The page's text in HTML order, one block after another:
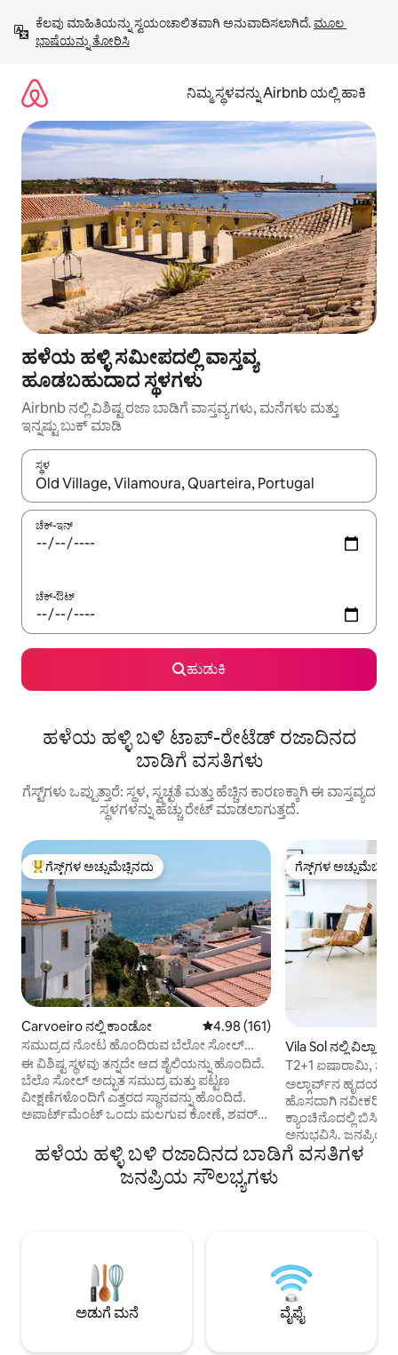
ಹೋಗಿ
ಕೆಲವು ಮಾಹಿತಿಯನ್ನು ಸ್ವಯಂಚಾಲಿತವಾಗಿ ಅನುವಾದಿಸಲಾಗಿದೆ. ಮೂಲ
ಭಾಷೆಯನ್ನು ತೋರಿಸಿ
ನಿಮ್ಮ ಸ್ಥಳವನ್ನು Airbnb ಯಲ್ಲಿ ಹಾಕಿ
ಹಳೆಯ ಹಳ್ಳಿ ಸಮೀಪದಲ್ಲಿ ವಾಸ್ತವ್ಯ
ಹೂಡಬಹುದಾದ ಸ್ಥಳಗಳು
Airbnb ನಲ್ಲಿ ವಿಶಿಷ್ಟ ರಜಾ ಬಾಡಿಗೆ ವಾಸ್ತವ್ಯಗಳು, ಮನೆಗಳು ಮತ್ತು
ಇನ್ನಷ್ಟು ಬುಕ್ ಮಾಡಿ
ಸ್ಥಳ
ಫಲಿತಾಂಶಗಳು ಲಭ್ಯವಿರುವಾಗ, ಅಪ್ ಮತ್ತು ಡೌನ್ ಬಾಣದ ಕೀಲಿಗಳೊಂದಿಗೆ
ಚೆಕ್-ಇನ್
ಚೆಕ್-ಔಟ್
ಹುಡುಕಿ
ಹಳೆಯ ಹಳ್ಳಿ ಬಳಿ ಟಾಪ್-ರೇಟೆಡ್ ರಜಾದಿನದ
ಬಾಡಿಗೆ ವಸತಿಗಳು
ಗೆಸ್ಟ್‌ಗಳು ಒಪ್ಪುತ್ತಾರೆ: ಸ್ಥಳ, ಸ್ವಚ್ಛತೆ ಮತ್ತು ಹೆಚ್ಚಿನ ಕಾರಣಕ್ಕಾಗಿ ಈ ವಾಸ್ತವ್ಯದ
ಸ್ಥಳಗಳನ್ನು ಹೆಚ್ಚು ರೇಟ್ ಮಾಡಲಾಗುತ್ತದೆ.
ಗೆಸ್ಟ್‌ಗಳಿಗೆ ಅತಿ ಹೆಚ್ಚು ಅಚ್ಚುಮೆಚ್ಚಿನದು
ಗೆಸ್ಟ್‌ಗಳ ಅಚ್ಚುಮೆಚ್ಚಿನದು
Carvoeiro ನಲ್ಲಿ ಕಾಂಡೋ 5 ರಲ್ಲಿ 4.98 ಸರಾಸರಿ ರೇಟಿಂಗ್, 161
4.98 (161)
ಸಮುದ್ರದ ನೋಟ ಹೊಂದಿರುವ ಬೆಲೋ ಸೋಲ್
ಐಷಾರಾಮಿ ಅಪಾರ್ಟ್‌ಮೆಂಟ್
ಈ ವಿಶಿಷ್ಟ ಸ್ಥಳವು ತನ್ನದೇ ಆದ ಶೈಲಿಯನ್ನು ಹೊಂದಿದೆ.
ಬೆಲೊ ಸೋಲ್ ಅದ್ಭುತ ಸಮುದ್ರ ಮತ್ತು ಪಟ್ಟಣ
ವೀಕ್ಷಣೆಗಳೊಂದಿಗೆ ಎತ್ತರದ ಸ್ಥಾನವನ್ನು ಹೊಂದಿದೆ.
ಅಪಾರ್ಟ್‌ಮೆಂಟ್ ಒಂದು ಮಲಗುವ ಕೋಣೆ, ಶವರ್
ಅನ್ನು ಒದಗಿಸುತ್ತದೆ. ಸಾಮುದಾಯಿಕ ಪೂಲ್ ಮತ್ತು
ಸೈಟ್ ಪಾರ್ಕಿಂಗ್‌ನಲ್ಲಿ ಉಚಿತ. ಗೌಪ್ಯತೆ ಮತ್ತು
ಶಾಂತಿಯ ಪ್ರಜ್ಞೆಯನ್ನು ಸೃಷ್ಟಿಸುವ ಸಂಪೂರ್ಣ ಮೊದಲ
ಬೆಲೋ ಸೋಲ್ ಪ್ರಿಯಾ ಡೊ ಕಾರ್ವೊಯಿರೊ,
ಅಂಗಡಿಗಳು ಮತ್ತು ರೆಸ್ಟೋರೆಂಟ್‌ಗಳಿಂದ ಕೇವಲ 7
ನಿಮಿಷಗಳ ನಡಿಗೆ ದೂರದಲ್ಲಿದೆ.
ಗೆಸ್ಟ್‌ಗಳ
ಗೆಸ್ಟ್‌ಗಳ
Vila Sol ನಲ್ಲಿ ವಿಲ್ಲಾ
T2+1 ಐಷಾರಾಮಿ,
ವಿಲಾ ಸೋಲ್
ಅಲ್ಗಾರ್ವ್‌ನ
ಹೊಸದಾಗಿ ನವೀಕರಿಸಿದ
ಕ್ಯಾಂಚಿನೊದಲ್ಲಿ
ಅನುಭವಿಸಿ. ಜನಪ್ರಿಯ
ನಡೆಯುವ ದೂರದಲ್ಲಿ,
ದೂರದಲ್ಲಿರುವ ನಮ್ಮ
ಸ್ನಾನ ಮಾಡಿ ಅಥವಾ
ಈ ಪ್ರದೇಶವನ್ನು
ನೆಲೆಯಾಗಿದೆ.
ಹಳೆಯ ಹಳ್ಳಿ ಬಳಿ ರಜಾದಿನದ ಬಾಡಿಗೆ ವಸತಿಗಳ
ಜನಪ್ರಿಯ ಸೌಲಭ್ಯಗಳು
ಅಡುಗೆ ಮನೆ ವೈಫೈ